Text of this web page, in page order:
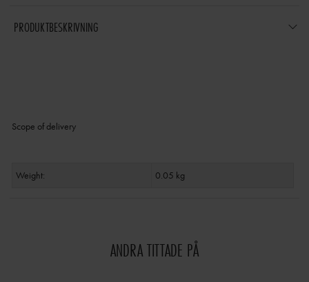
PRODUKTBESKRIVNING
Scope of delivery
Weight: 0.05 kg
ANDRA TITTADE PÅ